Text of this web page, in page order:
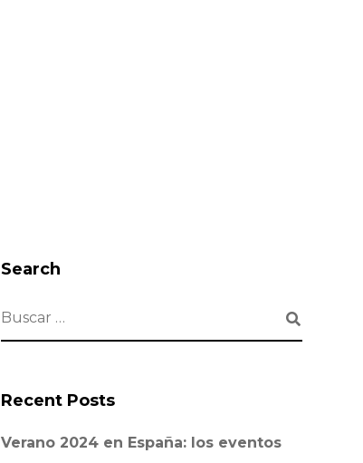
Search
Recent Posts
Verano 2024 en España: los eventos